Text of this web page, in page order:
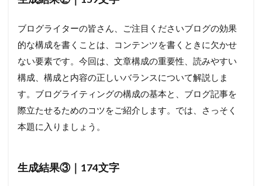
ブログライターの皆さん、ご注目くださいブログの効果
的な構成を書くことは、コンテンツを書くときに欠かせ
ない要素です。今回は、文章構成の重要性、読みやすい
構成、構成と内容の正しいバランスについて解説しま
す。ブログライティングの構成の基本と、ブログ記事を
際立たせるためのコツをご紹介します。では、さっそく
本題に入りましょう。
生成結果③｜174文字